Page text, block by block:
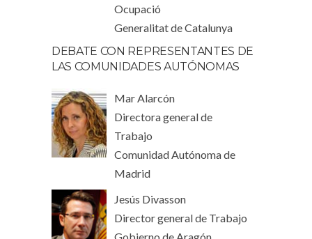
Ocupació
Generalitat de Catalunya
DEBATE CON REPRESENTANTES DE
LAS COMUNIDADES AUTÓNOMAS
Mar Alarcón
Directora general de
Trabajo
Comunidad Autónoma de
Madrid
Jesús Divasson
Director general de Trabajo